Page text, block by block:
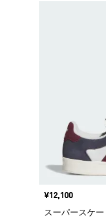
価格
¥12,100
スーパースケー